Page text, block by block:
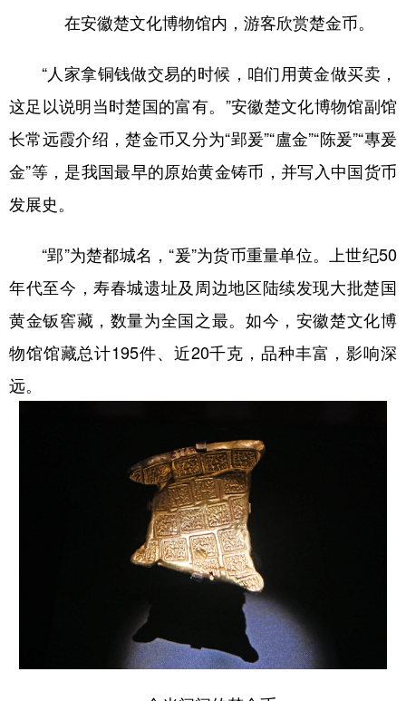
多语种频道
English Español Français عربى
Русский язык 日本語 한국어
Deutsch Português
在安徽楚文化博物馆内，游客欣赏楚金币。
“人家拿铜钱做交易的时候，咱们用黄金做买卖，
这足以说明当时楚国的富有。”安徽楚文化博物馆副馆
长常远霞介绍，楚金币又分为“郢爰”“盧金”“陈爰”“專爰
金”等，是我国最早的原始黄金铸币，并写入中国货币
发展史。
“郢”为楚都城名，“爰”为货币重量单位。上世纪50
年代至今，寿春城遗址及周边地区陆续发现大批楚国
黄金钣窖藏，数量为全国之最。如今，安徽楚文化博
物馆馆藏总计195件、近20千克，品种丰富，影响深
远。